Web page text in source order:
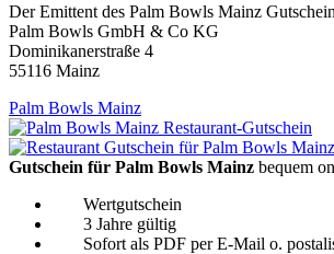
Der Emittent des Palm Bowls Mainz
Palm Bowls GmbH & Co KG
Dominikanerstraße 4
55116 Mainz
Palm Bowls Mainz
Gutschein für Palm Bowls Mainz bequem
Wertgutschein
3 Jahre gültig
Sofort als PDF per E-Mail o.